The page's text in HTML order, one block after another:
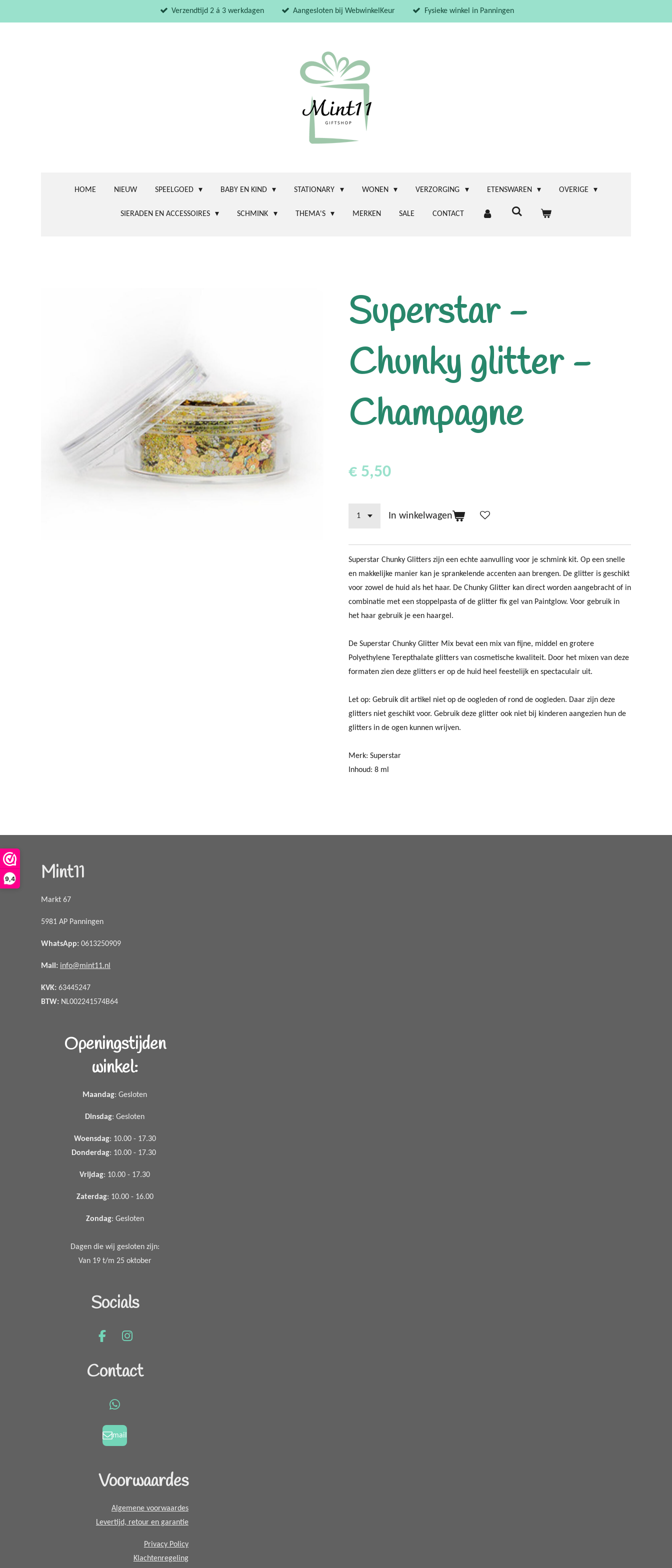
9,4
direct
Verzendtijd 2 á 3 werkdagen Aangesloten bij WebwinkelKeur Fysieke winkel in Panningen
HOME NIEUW SPEELGOED BABY EN KIND STATIONARY WONEN VERZORGING ETENSWAREN OVERIGE
SIERADEN EN ACCESSOIRES SCHMINK THEMA'S MERKEN SALE CONTACT
Superstar -
Chunky glitter -
Champagne
€ 5,50
In winkelwagen
Superstar Chunky Glitters zijn een echte aanvulling voor je schmink kit. Op een snelle
en makkelijke manier kan je sprankelende accenten aan brengen. De glitter is geschikt
voor zowel de huid als het haar. De Chunky Glitter kan direct worden aangebracht of in
combinatie met een stoppelpasta of de glitter fix gel van Paintglow. Voor gebruik in
het haar gebruik je een haargel.
De Superstar Chunky Glitter Mix bevat een mix van fijne, middel en grotere
Polyethylene Terepthalate glitters van cosmetische kwaliteit. Door het mixen van deze
formaten zien deze glitters er op de huid heel feestelijk en spectaculair uit.
Let op: Gebruik dit artikel niet op de oogleden of rond de oogleden. Daar zijn deze
glitters niet geschikt voor. Gebruik deze glitter ook niet bij kinderen aangezien hun de
glitters in de ogen kunnen wrijven.
Merk: Superstar
Inhoud: 8 ml
Mint11
Markt 67
5981 AP Panningen
WhatsApp: 0613250909
Mail: info@mint11.nl
KVK: 63445247
BTW: NL002241574B64
Openingstijden
winkel:
Maandag: Gesloten
Dinsdag: Gesloten
Woensdag: 10.00 - 17.30
Donderdag: 10.00 - 17.30
Vrijdag: 10.00 - 17.30
Zaterdag: 10.00 - 16.00
Zondag: Gesloten
Dagen die wij gesloten zijn:
Van 19 t/m 25 oktober
Socials
F
c
e
k
I
s
t
a
Contact
W
a
t
p
mail
Voorwaardes
Algemene voorwaardes
Levertijd, retour en garantie
Privacy Policy
Klachtenregeling